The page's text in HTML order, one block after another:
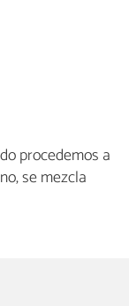
procedemos a
se mezcla